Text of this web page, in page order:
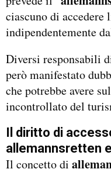
ciascuno di accedere
indipendentemente
Diversi responsabili
però manifestato
che potrebbe avere
incontrollato del
Il diritto di
allemannsretten
Il concetto di